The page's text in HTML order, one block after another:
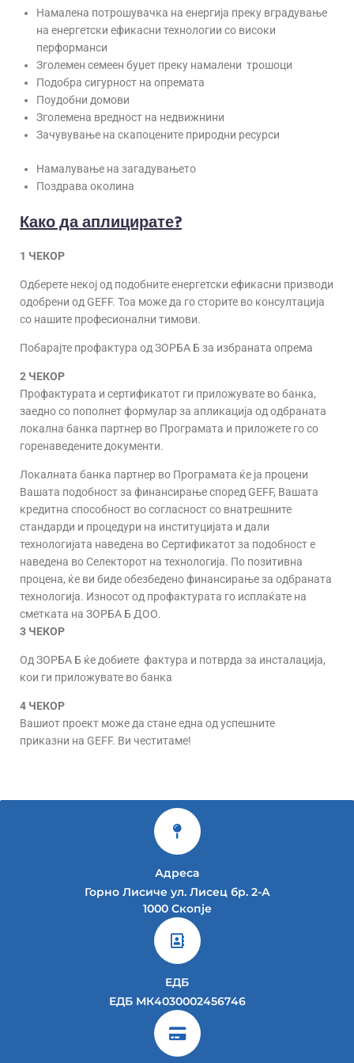
Намалена потрошувачка на енергија преку вградување
на енергетски ефикасни технологии со високи
перформанси
Зголемен семеен буџет преку намалени трошоци
Подобра сигурност на опремата
Поудобни домови
Зголемена вредност на недвижнини
Зачувување на скапоцените природни ресурси
Намалување на загадувањето
Поздрава околина
Како да аплицирате?
1 ЧЕКОР
Одберете некој од подобните енергетски ефикасни призводи
одобрени од GEFF. Тоа може да го сторите во консултација
со нашите професионални тимови.
Побарајте профактура од ЗОРБА Б за избраната опрема
2 ЧЕКОР
Профактурата и сертификатот ги приложувате во банка,
заедно со пополнет формулар за апликација од одбраната
локална банка партнер во Програмата и приложете го со
горенаведените документи.
Локалната банка партнер во Програмата ќе ја процени
Вашата подобност за финансирање според GEFF, Вашата
кредитна способност во согласност со внатрешните
стандарди и процедури на институцијата и дали
технологијата наведена во Сертификатот за подобност е
наведена во Селекторот на технологија. По позитивна
процена, ќе ви биде обезбедено финансирање за одбраната
технологија. Износот од профактурата го исплаќате на
сметката на ЗОРБА Б ДОО.
3 ЧЕКОР
Од ЗОРБА Б ќе добиете фактура и потврда за инсталација,
кои ги приложувате во банка
4 ЧЕКОР
Вашиот проект може да стане една од успешните
приказни на GEFF. Ви честитаме!
Адреса
Горно Лисиче ул. Лисец бр. 2-А
1000 Скопје
ЕДБ
ЕДБ МК4030002456746